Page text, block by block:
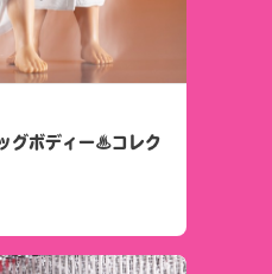
グボディー♨コレク